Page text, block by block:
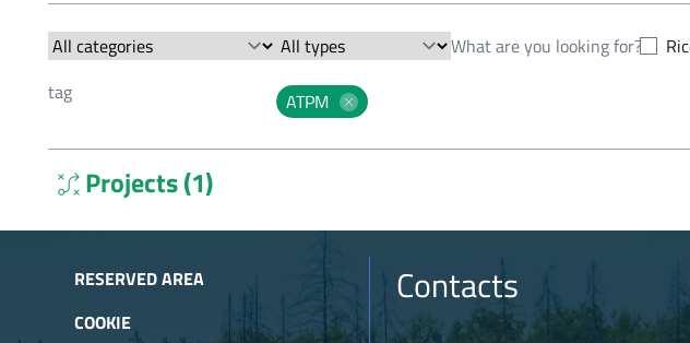
ATPM
tacticProjects (1)
Toponymy Research Project
The project aims to conduct surveys on traditional toponymy in the areas of the
RESERVED AREA
COOKIE
Contacts